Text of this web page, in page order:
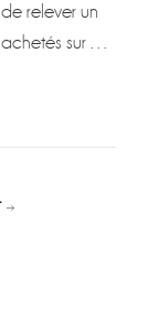
relever un
achetés sur …